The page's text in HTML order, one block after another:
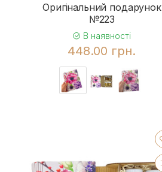
Оригінальний подарунок
№223
В наявності
448.00 грн.